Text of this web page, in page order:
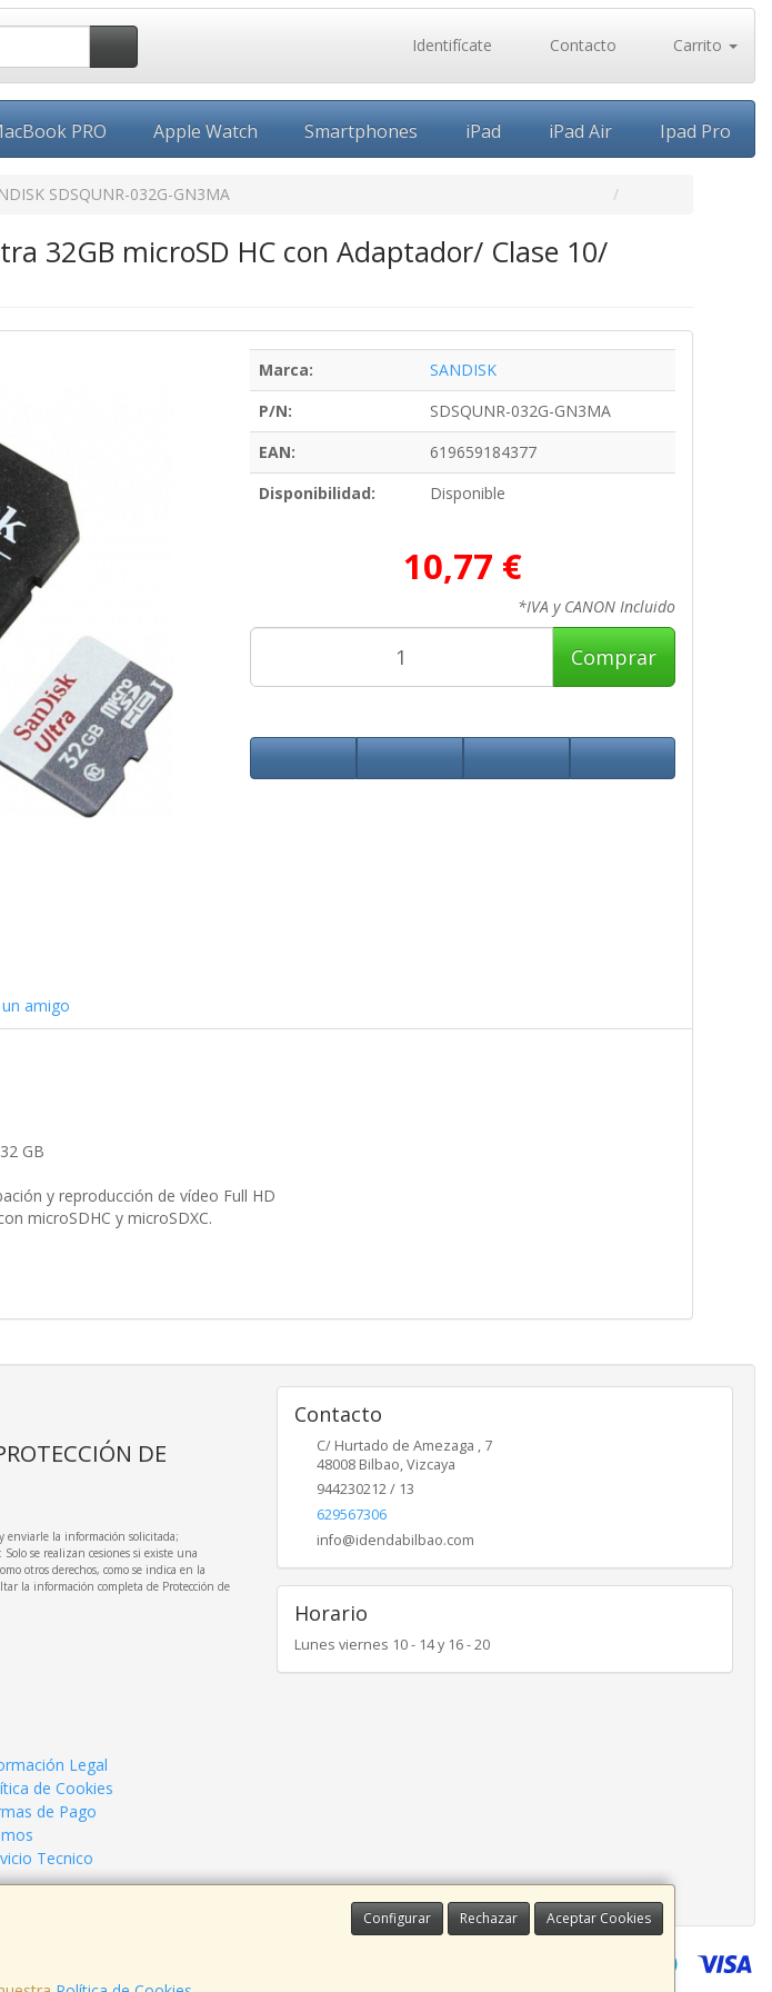
Identifícate Contacto Carrito
PRO Apple Watch Smartphones iPad iPad Air Ipad Pro
SDSQUNR-032G-GN3MA
32GB microSD HC con Adaptador/ Clase 10/
Marca:
SANDISK
P/N:
SDSQUNR-032G-GN3MA
EAN:
619659184377
Disponibilidad:
Disponible
10,77 €
*IVA y CANON Incluido
Comprar
amigo
GB
y reproducción de vídeo Full HD
microSDHC y microSDXC.
Configurar Rechazar Aceptar Cookies
DE
enviarle la información solicitada;
: Solo se realizan cesiones si existe una
otros derechos, como se indica en la
la información completa de Protección de
Legal
de Cookies
de Pago
Tecnico
Contacto
C/ Hurtado de Amezaga , 7
48008 Bilbao,Vizcaya
944230212 / 13
629567306
info@idendabilbao.com
Horario
Lunes viernes 10 - 14 y 16 - 20